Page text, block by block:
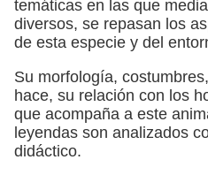
temáticas en las que
diversos, se repasan los
de esta especie y del
Su morfología,
hace, su relación con los
que acompaña a este
leyendas son analizados
didáctico.